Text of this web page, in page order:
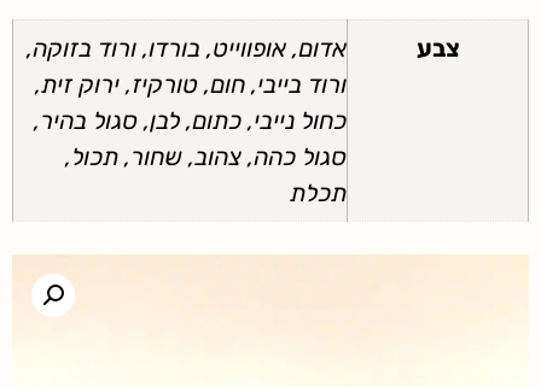
צבע
אדום, אופווייט, בורדו, ורוד בזוקה,
ורוד בייבי, חום, טורקיז, ירוק זית,
כחול נייבי, כתום, לבן, סגול בהיר,
סגול כהה, צהוב, שחור, תכול,
תכלת